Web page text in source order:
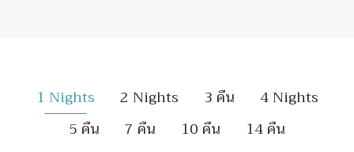
1 Nights 2 Nights 3 คืน
4 Nights
5 คืน
7 คืน 10 คืน 14 คืน